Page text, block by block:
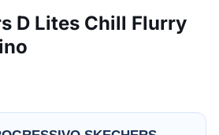
D Lites Chill Flurry